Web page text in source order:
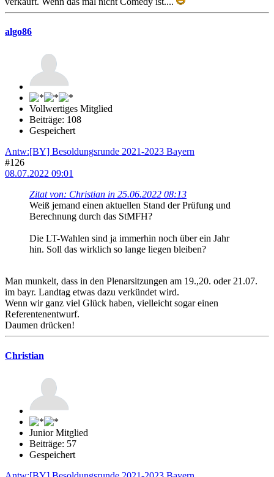
algo86
Vollwertiges Mitglied
Beiträge: 108
Gespeichert
Antw:[BY] Besoldungsrunde 2021-2023 Bayern
#126
08.07.2022 09:01
Zitat von: Christian in 25.06.2022 08:13
Weiß jemand einen aktuellen Stand der Prüfung und
Berechnung durch das StMFH?
Die LT-Wahlen sind ja immerhin noch über ein Jahr
hin. Soll das wirklich so lange liegen bleiben?
Man munkelt, dass in den Plenarsitzungen am 19.,20. oder 21.07.
im bayr. Landtag etwas dazu verkündet wird.
Wenn wir ganz viel Glück haben, vielleicht sogar einen
Referentenentwurf.
Daumen drücken!
Christian
Junior Mitglied
Beiträge: 57
Gespeichert